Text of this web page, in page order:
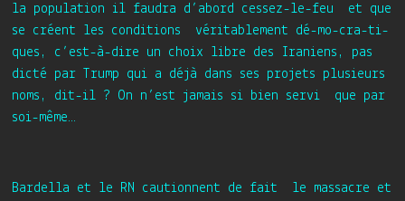
la population il faudra d’abord cessez-le-feu et que
se créent les conditions véritablement dé-mo-cra-ti-
ques, c’est-à-dire un choix libre des Iraniens, pas
dicté par Trump qui a déjà dans ses projets plusieurs
noms, dit-il ? On n’est jamais si bien servi que par
soi-même…
Bardella et le RN cautionnent de fait le massacre et